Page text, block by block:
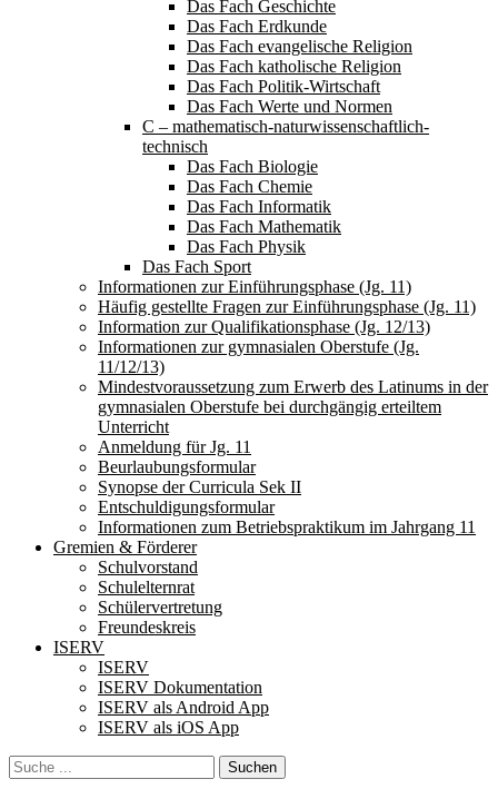
Das Fach Geschichte
Das Fach Erdkunde
Das Fach evangelische Religion
Das Fach katholische Religion
Das Fach Politik-Wirtschaft
Das Fach Werte und Normen
C – mathematisch-naturwissenschaftlich-
technisch
Das Fach Biologie
Das Fach Chemie
Das Fach Informatik
Das Fach Mathematik
Das Fach Physik
Das Fach Sport
Informationen zur Einführungsphase (Jg. 11)
Häufig gestellte Fragen zur Einführungsphase (Jg. 11)
Information zur Qualifikationsphase (Jg. 12/13)
Informationen zur gymnasialen Oberstufe (Jg.
11/12/13)
Mindestvoraussetzung zum Erwerb des Latinums in der
gymnasialen Oberstufe bei durchgängig erteiltem
Unterricht
Anmeldung für Jg. 11
Beurlaubungsformular
Synopse der Curricula Sek II
Entschuldigungsformular
Informationen zum Betriebspraktikum im Jahrgang 11
Gremien & Förderer
Schulvorstand
Schulelternrat
Schülervertretung
Freundeskreis
ISERV
ISERV
ISERV Dokumentation
ISERV als Android App
ISERV als iOS App
Search
Suche
für: